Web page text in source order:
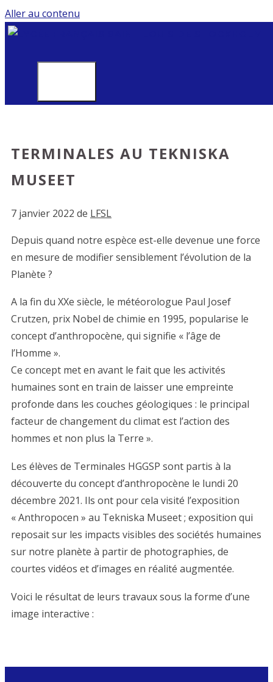
Aller au contenu
TERMINALES AU TEKNISKA
MUSEET
7 janvier 2022 de LFSL
Depuis quand notre espèce est-elle devenue une force
en mesure de modifier sensiblement l’évolution de la
Planète ?
A la fin du XXe siècle, le météorologue Paul Josef
Crutzen, prix Nobel de chimie en 1995, popularise le
concept d’anthropocène, qui signifie « l’âge de
l’Homme ».
Ce concept met en avant le fait que les activités
humaines sont en train de laisser une empreinte
profonde dans les couches géologiques : le principal
facteur de changement du climat est l’action des
hommes et non plus la Terre ».
Les élèves de Terminales HGGSP sont partis à la
découverte du concept d’anthropocène le lundi 20
décembre 2021. Ils ont pour cela visité l’exposition
« Anthropocen » au Tekniska Museet ; exposition qui
reposait sur les impacts visibles des sociétés humaines
sur notre planète à partir de photographies, de
courtes vidéos et d’images en réalité augmentée.
Voici le résultat de leurs travaux sous la forme d’une
image interactive :